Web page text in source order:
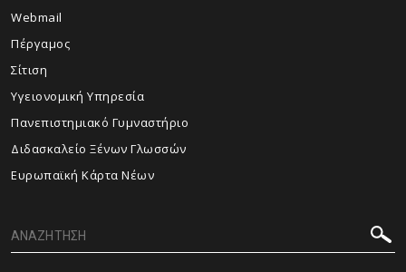
Webmail
Πέργαμος
Σίτιση
Υγειονομική Υπηρεσία
Πανεπιστημιακό Γυμναστήριο
Διδασκαλείο Ξένων Γλωσσών
Ευρωπαϊκή Κάρτα Νέων